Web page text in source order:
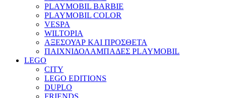
PLAYMOBIL BARBIE
PLAYMOBIL COLOR
VESPA
WILTOPIA
ΑΞΕΣΟΥΑΡ ΚΑΙ ΠΡΟΣΘΕΤΑ
ΠΑΙΧΝΙΔΟΛΑΜΠΑΔΕΣ PLAYMOBIL
LEGO
CITY
LEGO EDITIONS
DUPLO